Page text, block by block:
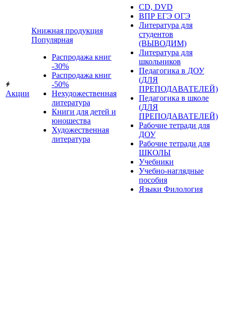
Акции
Книжная продукция
Популярная
Распродажа книг
-30%
Распродажа книг
-50%
Нехудожественная
литература
Книги для детей и
юношества
Художественная
литература
CD, DVD
ВПР ЕГЭ ОГЭ
Литература для
студентов
(ВЫВОДИМ)
Литература для
школьников
Педагогика в ДОУ
(ДЛЯ
ПРЕПОДАВАТЕЛЕЙ)
Педагогика в школе
(ДЛЯ
ПРЕПОДАВАТЕЛЕЙ)
Рабочие тетради для
ДОУ
Рабочие тетради для
ШКОЛЫ
Учебники
Учебно-наглядные
пособия
Языки Филология